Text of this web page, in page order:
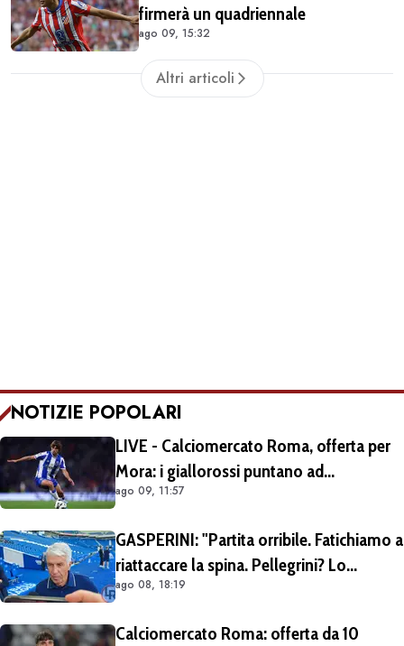
firmerà un quadriennale
ago 09, 15:32
Altri articoli
NOTIZIE POPOLARI
LIVE - Calciomercato Roma, offerta per
Mora: i giallorossi puntano ad
acquistarlo a titolo definitivo.
ago 09, 11:57
GASPERINI: "Partita orribile. Fatichiamo a
riattaccare la spina. Pellegrini? Lo
rivedremo in campo tra un mese.
ago 08, 18:19
Calciomercato Roma: offerta da 10